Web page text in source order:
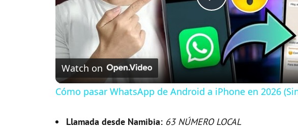
P
l
a
Watch on
Cómo pasar WhatsApp de Android a iPhone en 2026
Llamada desde Namibia: 63 NÚMERO LOCAL